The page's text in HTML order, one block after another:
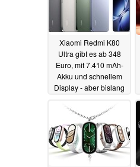
Xiaomi Redmi K80
Ultra gibt es ab 348
Euro, mit 7.410 mAh-
Akku und schnellem
Display - aber bislang